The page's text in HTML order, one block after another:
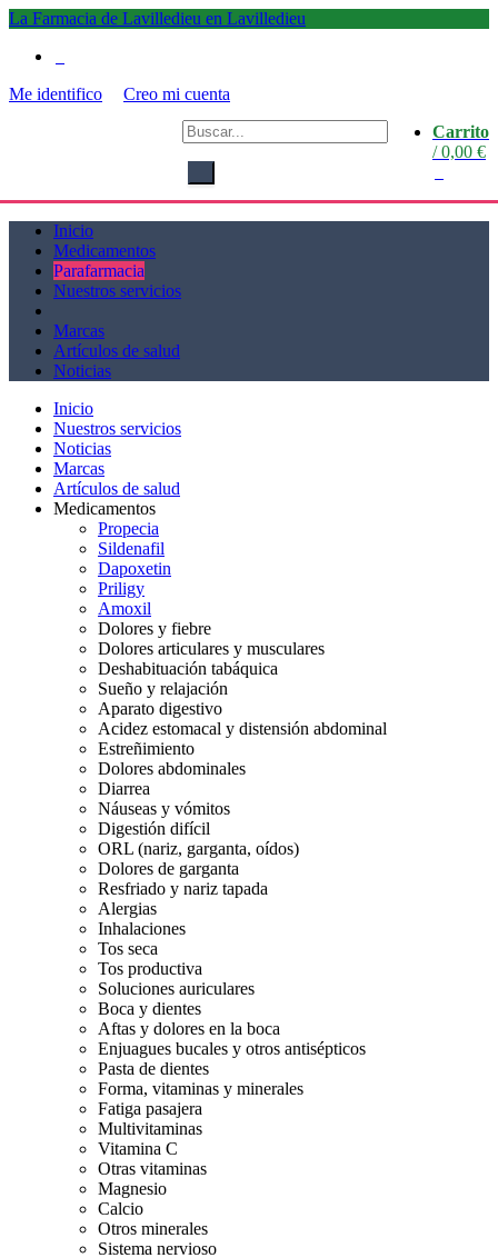
La Farmacia de Lavilledieu en Lavilledieu
Me identifico
Creo mi cuenta
Carrito
/0,00 €
Inicio
Medicamentos
Parafarmacia
Nuestros servicios
Marcas
Artículos de salud
Noticias
Inicio
Nuestros servicios
Noticias
Marcas
Artículos de salud
Medicamentos
Propecia
Sildenafil
Dapoxetin
Priligy
Amoxil
Dolores y fiebre
Dolores articulares y musculares
Deshabituación tabáquica
Sueño y relajación
Aparato digestivo
Acidez estomacal y distensión abdominal
Estreñimiento
Dolores abdominales
Diarrea
Náuseas y vómitos
Digestión difícil
ORL (nariz, garganta, oídos)
Dolores de garganta
Resfriado y nariz tapada
Alergias
Inhalaciones
Tos seca
Tos productiva
Soluciones auriculares
Boca y dientes
Aftas y dolores en la boca
Enjuagues bucales y otros antisépticos
Pasta de dientes
Forma, vitaminas y minerales
Fatiga pasajera
Multivitaminas
Vitamina C
Otras vitaminas
Magnesio
Calcio
Otros minerales
Sistema nervioso